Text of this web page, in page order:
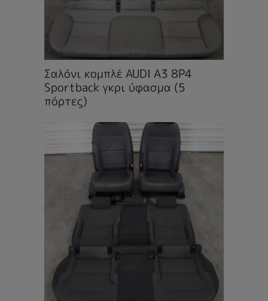
Σαλόνι κομπλέ AUDI A3 8P4
Sportback γκρι ύφασμα (5
πόρτες)